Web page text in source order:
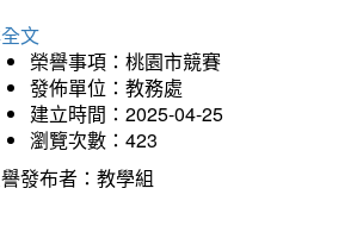
文
榮譽事項：桃園市競賽
發佈單位：教務處
建立時間：2025-04-25
瀏覽次數：423
發布者：教學組